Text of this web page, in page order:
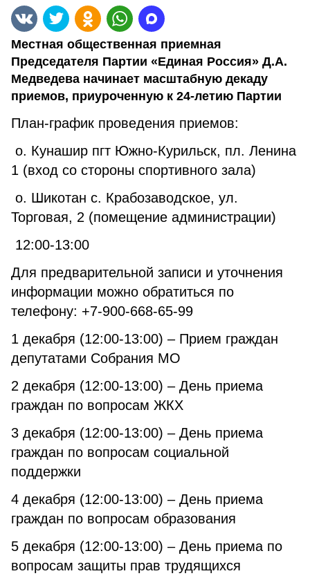
Местная общественная приемная
Председателя Партии «Единая Россия» Д.А.
Медведева начинает масштабную декаду
приемов, приуроченную к 24-летию Партии
План-график проведения приемов:
о. Кунашир пгт Южно-Курильск, пл. Ленина
1 (вход со стороны спортивного зала)
о. Шикотан с. Крабозаводское, ул.
Торговая, 2 (помещение администрации)
12:00-13:00
Для предварительной записи и уточнения
информации можно обратиться по
телефону: +7-900-668-65-99
1 декабря (12:00-13:00) – Прием граждан
депутатами Собрания МО
2 декабря (12:00-13:00) – День приема
граждан по вопросам ЖКХ
3 декабря (12:00-13:00) – День приема
граждан по вопросам социальной
поддержки
4 декабря (12:00-13:00) – День приема
граждан по вопросам образования
5 декабря (12:00-13:00) – День приема по
вопросам защиты прав трудящихся